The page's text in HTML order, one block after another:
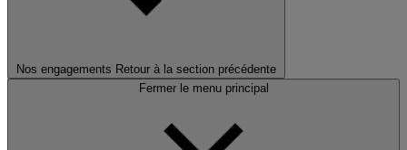
Nos engagements Retour à la section précédente
Fermer le menu principal